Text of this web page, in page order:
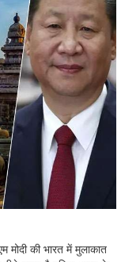
मोदी की भारत में मुलाकात